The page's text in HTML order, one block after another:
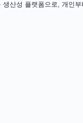
산성 플랫폼으로, 개인